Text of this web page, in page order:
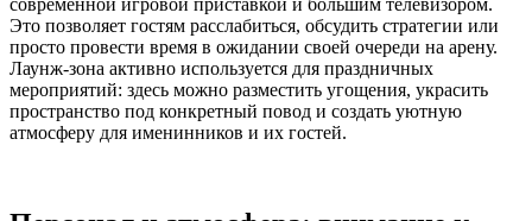
современной игровой приставкой и большим телевизором.
Это позволяет гостям расслабиться, обсудить стратегии или
просто провести время в ожидании своей очереди на арену.
Лаунж-зона активно используется для праздничных
мероприятий: здесь можно разместить угощения, украсить
пространство под конкретный повод и создать уютную
атмосферу для именинников и их гостей.